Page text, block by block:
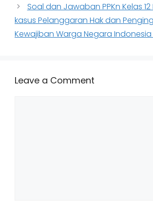
Soal dan Jawaban PPKn Kelas 12
kasus Pelanggaran Hak dan
Kewajiban Warga Negara Indonesia
Leave a Comment